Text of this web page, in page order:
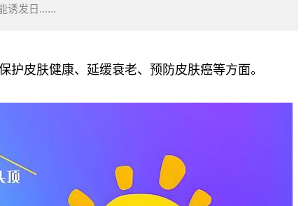
诱发日......
皮肤健康、延缓衰老、预防皮肤癌等方面。